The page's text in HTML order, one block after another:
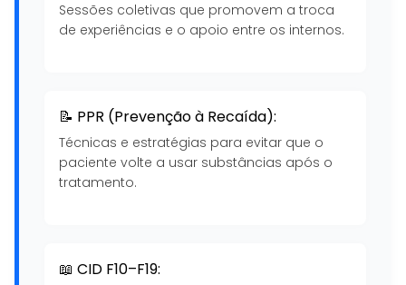
Sessões coletivas que promovem a troca
de experiências e o apoio entre os internos.
📝 PPR (Prevenção à Recaída):
Técnicas e estratégias para evitar que o
paciente volte a usar substâncias após o
tratamento.
📖 CID F10–F19: